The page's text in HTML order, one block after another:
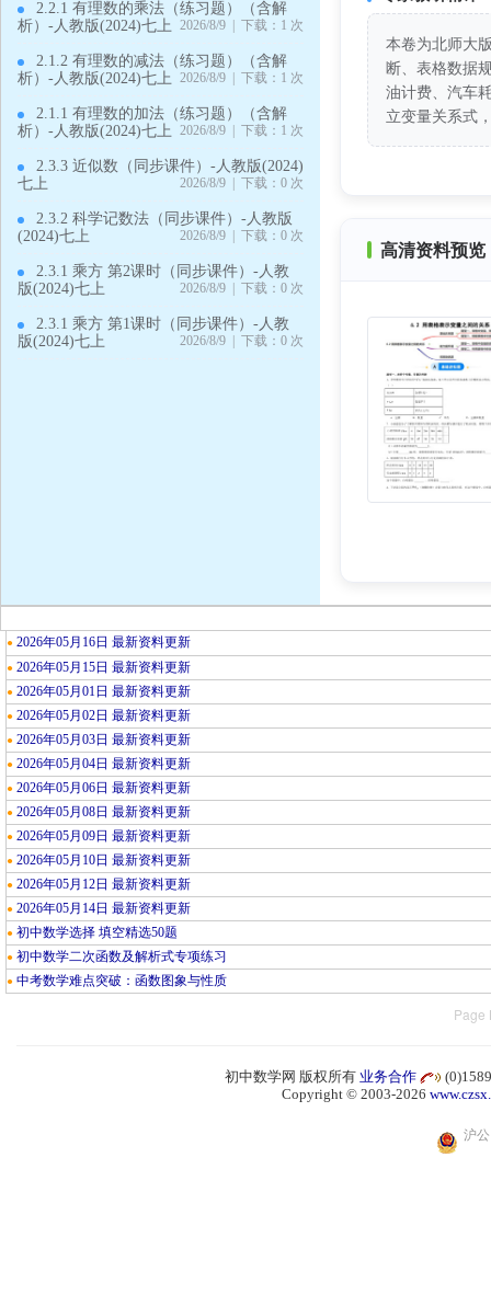
2.2.1 有理数的乘法（练习题）（含解
析）-人教版(2024)七上 2026/8/9 | 下载：1 次
2.1.2 有理数的减法（练习题）（含解
析）-人教版(2024)七上 2026/8/9 | 下载：1 次
2.1.1 有理数的加法（练习题）（含解
析）-人教版(2024)七上 2026/8/9 | 下载：1 次
2.3.3 近似数（同步课件）-人教版(2024)
七上
2026/8/9 | 下载：0 次
2.3.2 科学记数法（同步课件）-人教版
(2024)七上
2026/8/9 | 下载：0 次
2.3.1 乘方 第2课时（同步课件）-人教
版(2024)七上
2026/8/9 | 下载：0 次
2.3.1 乘方 第1课时（同步课件）-人教
版(2024)七上
2026/8/9 | 下载：0 次
本卷为北师大
断、表格数据
油计费、汽车
立变量关系式
高清资料预
● 2026年05月16日 最新资料更新
● 2026年05月15日 最新资料更新
● 2026年05月01日 最新资料更新
● 2026年05月02日 最新资料更新
● 2026年05月03日 最新资料更新
● 2026年05月04日 最新资料更新
● 2026年05月06日 最新资料更新
● 2026年05月08日 最新资料更新
● 2026年05月09日 最新资料更新
● 2026年05月10日 最新资料更新
● 2026年05月12日 最新资料更新
● 2026年05月14日 最新资料更新
● 初中数学选择 填空精选50题
● 初中数学二次函数及解析式专项练习
● 中考数学难点突破：函数图象与性质
Page
初中数学网 版权所有 业务合作
Copyright © 2003-2026
沪公